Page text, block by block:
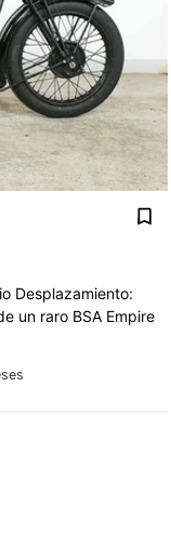
Desplazamiento:
un raro BSA Empire